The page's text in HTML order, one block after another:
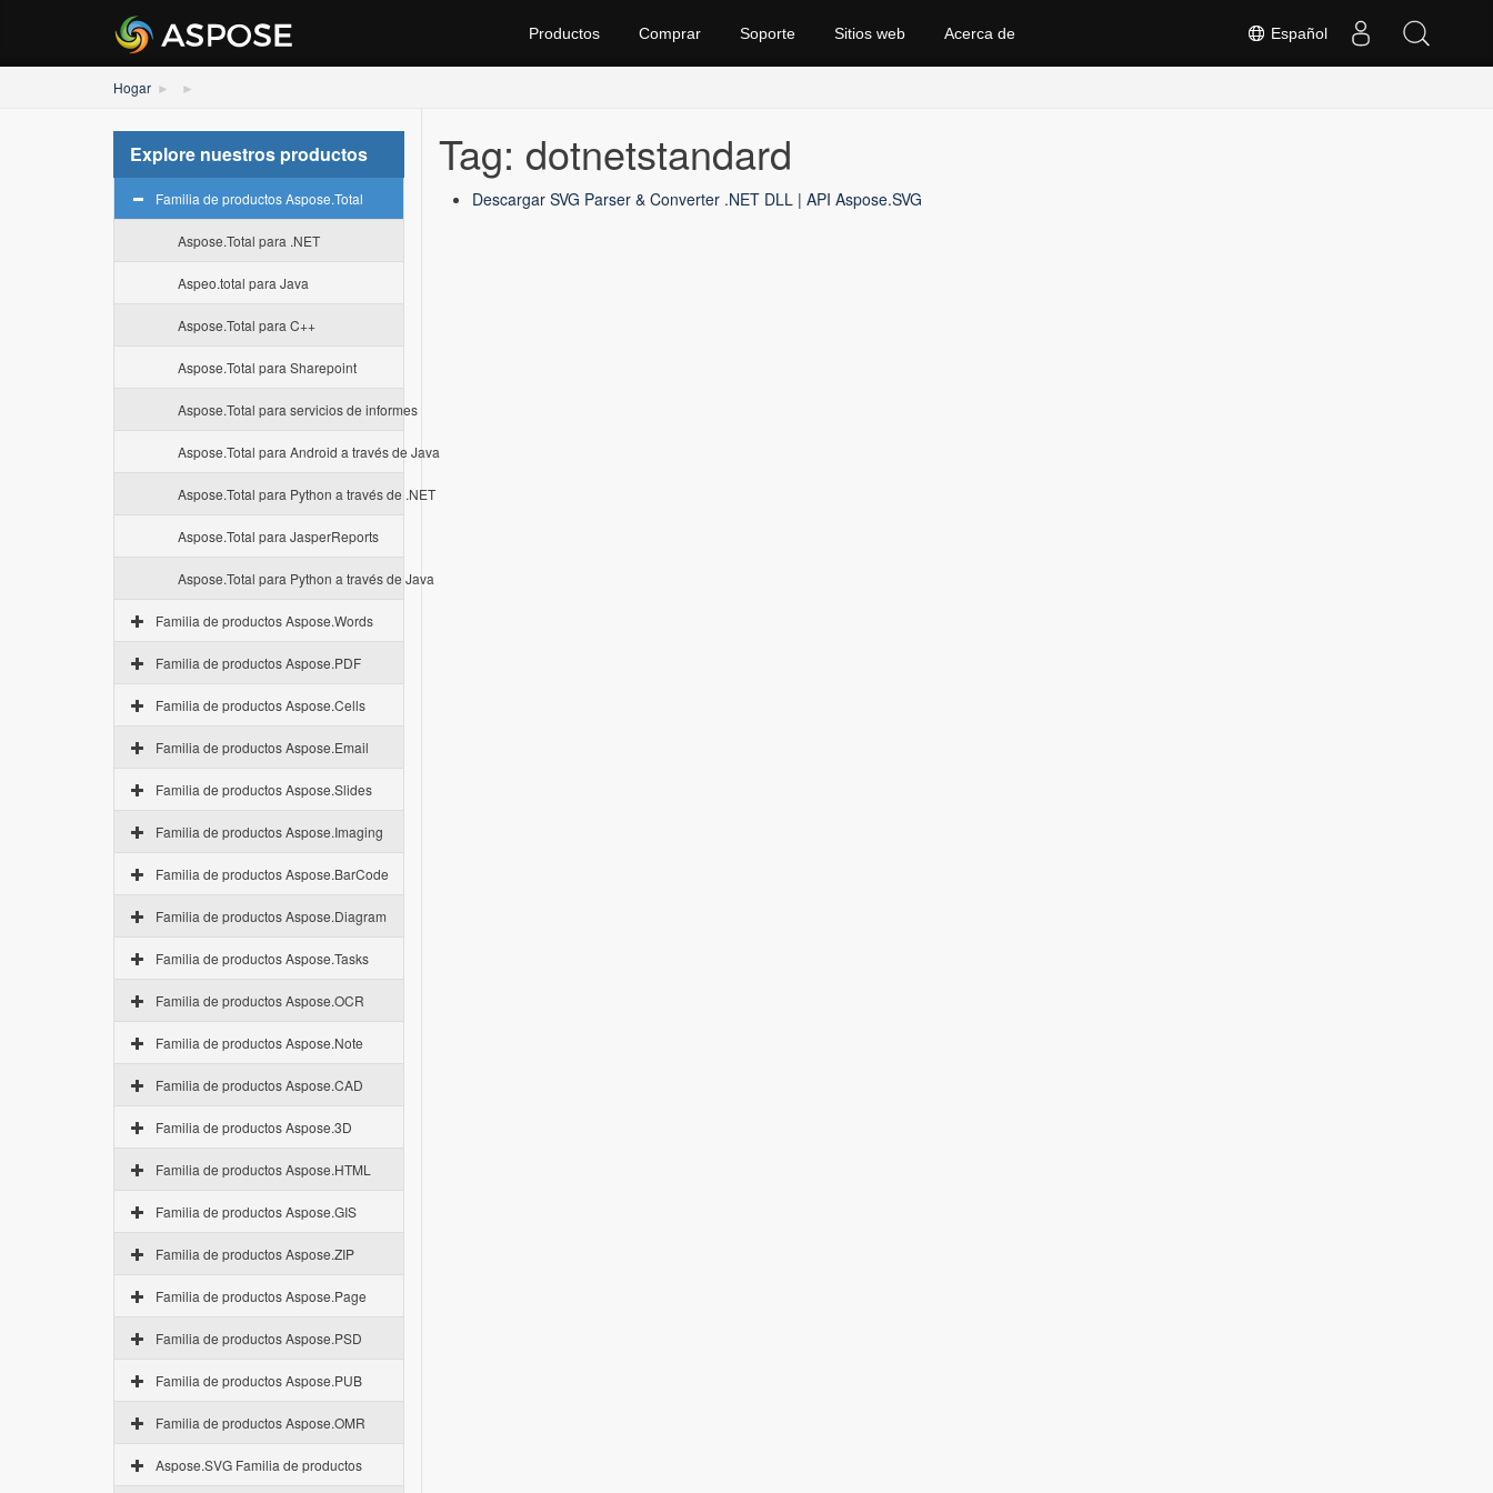
Español
Productos Comprar Soporte Sitios web Acerca de
Hogar
Explore nuestros productos
Familia de productos Aspose.Total
Aspose.Total para .NET
Aspeo.total para Java
Aspose.Total para C++
Aspose.Total para Sharepoint
Aspose.Total para servicios de informes
Aspose.Total para Android a través de Java
Aspose.Total para Python a través de .NET
Aspose.Total para JasperReports
Aspose.Total para Python a través de Java
Familia de productos Aspose.Words
Familia de productos Aspose.PDF
Familia de productos Aspose.Cells
Familia de productos Aspose.Email
Familia de productos Aspose.Slides
Familia de productos Aspose.Imaging
Familia de productos Aspose.BarCode
Familia de productos Aspose.Diagram
Familia de productos Aspose.Tasks
Familia de productos Aspose.OCR
Familia de productos Aspose.Note
Familia de productos Aspose.CAD
Familia de productos Aspose.3D
Familia de productos Aspose.HTML
Familia de productos Aspose.GIS
Familia de productos Aspose.ZIP
Familia de productos Aspose.Page
Familia de productos Aspose.PSD
Familia de productos Aspose.PUB
Familia de productos Aspose.OMR
Aspose.SVG Familia de productos
Tag: dotnetstandard
Descargar SVG Parser & Converter .NET DLL | API Aspose.SVG